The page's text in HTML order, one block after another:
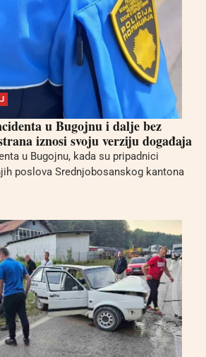
u Bugojnu i dalje bez
iznosi svoju verziju događaja
u Bugojnu, kada su pripadnici
poslova Srednjobosanskog kantona